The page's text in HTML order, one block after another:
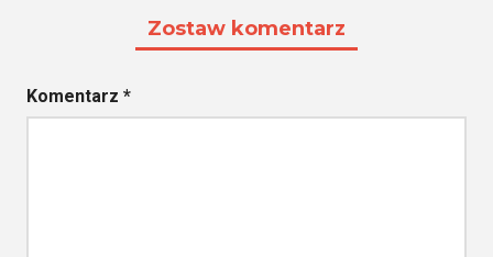
Zostaw komentarz
Komentarz *